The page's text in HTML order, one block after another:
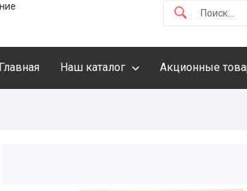
Главная Наш каталог Акционные